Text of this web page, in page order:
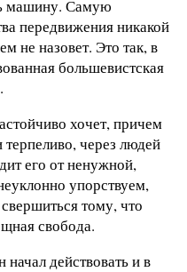
машину. Самую
передвижения никакой
не назовет. Это так, в
большевистская
хочет, причем
через людей
его от ненужной,
упорствуем,
тому, что
свобода.
действовать и в